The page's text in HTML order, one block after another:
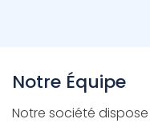
Notre Équipe
Notre société